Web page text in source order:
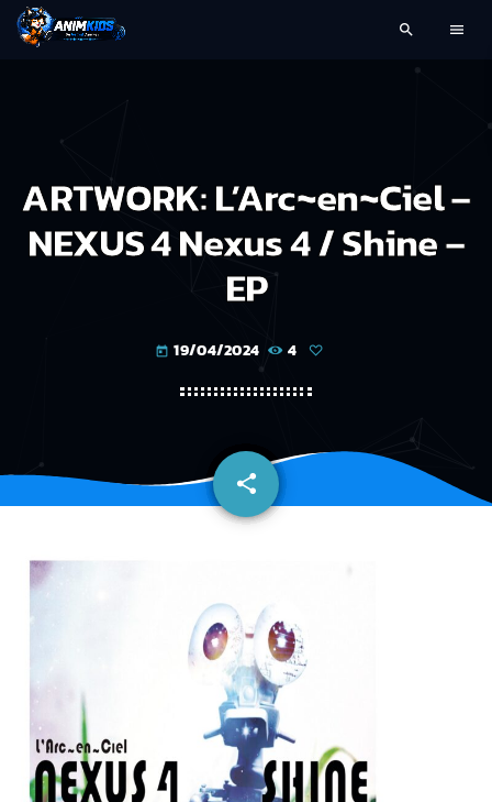
search menu
ARTWORK: L’Arc~en~Ciel –
NEXUS 4 Nexus 4 / Shine –
EP
today 19/04/2024 4
share
email